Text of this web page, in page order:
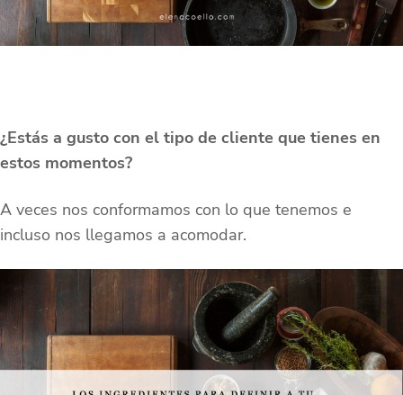
¿Estás a gusto con el tipo de cliente que tienes en
estos momentos?
A veces nos conformamos con lo que tenemos e
incluso nos llegamos a acomodar.